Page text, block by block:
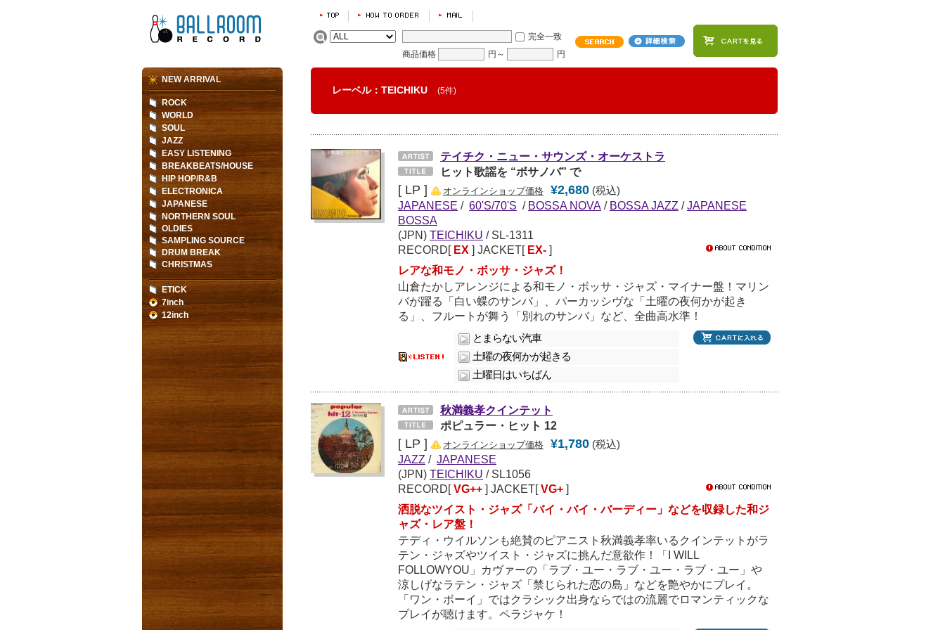
完全一致
商品価格
円～ 円
レーベル：TEICHIKU (5件)
テイチク・ニュー・サウンズ・オーケストラ
ヒット歌謡を “ボサノバ” で
[ LP ] オンラインショップ価格 ¥2,680 (税込)
JAPANESE / 60'S/70'S / BOSSA NOVA / BOSSA JAZZ / JAPANESE
BOSSA
(JPN) TEICHIKU / SL-1311
RECORD[ EX ] JACKET[ EX- ]
レアな和モノ・ボッサ・ジャズ！
山倉たかしアレンジによる和モノ・ボッサ・ジャズ・マイナー盤！マリン
バが躍る「白い蝶のサンバ」、パーカッシヴな「土曜の夜何かが起き
る」、フルートが舞う「別れのサンバ」など、全曲高水準！
とまらない汽車
土曜の夜何かが起きる
土曜日はいちばん
秋満義孝クインテット
ポピュラー・ヒット 12
[ LP ] オンラインショップ価格 ¥1,780 (税込)
JAZZ / JAPANESE
(JPN) TEICHIKU / SL1056
RECORD[VG++ ] JACKET[VG+ ]
洒脱なツイスト・ジャズ「バイ・バイ・バーディー」などを収録した和ジ
ャズ・レア盤！
テディ・ウイルソンも絶賛のピアニスト秋満義孝率いるクインテットがラ
テン・ジャズやツイスト・ジャズに挑んだ意欲作！「I WILL
FOLLOWYOU」カヴァーの「ラブ・ユー・ラブ・ユー・ラブ・ユー」や
涼しげなラテン・ジャズ「禁じられた恋の島」などを艶やかにプレイ。
「ワン・ボーイ」ではクラシック出身ならではの流麗でロマンティックな
プレイが聴けます。ペラジャケ！
NEW ARRIVAL
ROCK
WORLD
SOUL
JAZZ
EASY LISTENING
BREAKBEATS/HOUSE
HIP HOP/R&B
ELECTRONICA
JAPANESE
NORTHERN SOUL
OLDIES
SAMPLING SOURCE
DRUM BREAK
CHRISTMAS
ETICK
7inch
12inch